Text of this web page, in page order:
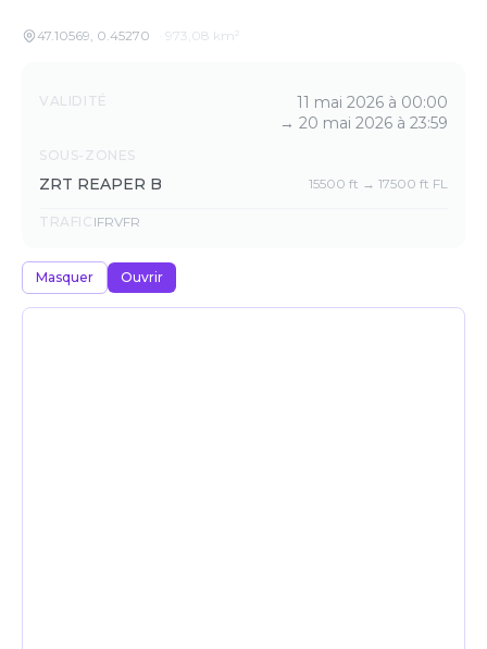
47.10569, 0.45270 973,08 km²
Détails
VALIDITÉ
11 mai 2026 à 00:00
→ 20 mai 2026 à 23:59
SOUS-ZONES
ZRT REAPER B 15500 ft → 17500 ft FL
TRAFIC IFRVFR
Masquer Ouvrir